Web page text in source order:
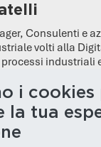
Consulenti e
volti alla
industriali
Patelli
i cookies
la tua